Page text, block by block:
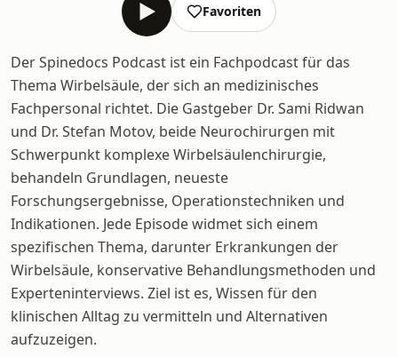
Favoriten
Der Spinedocs Podcast ist ein Fachpodcast für das
Thema Wirbelsäule, der sich an medizinisches
Fachpersonal richtet. Die Gastgeber Dr. Sami Ridwan
und Dr. Stefan Motov, beide Neurochirurgen mit
Schwerpunkt komplexe Wirbelsäulenchirurgie,
behandeln Grundlagen, neueste
Forschungsergebnisse, Operationstechniken und
Indikationen. Jede Episode widmet sich einem
spezifischen Thema, darunter Erkrankungen der
Wirbelsäule, konservative Behandlungsmethoden und
Experteninterviews. Ziel ist es, Wissen für den
klinischen Alltag zu vermitteln und Alternativen
aufzuzeigen.